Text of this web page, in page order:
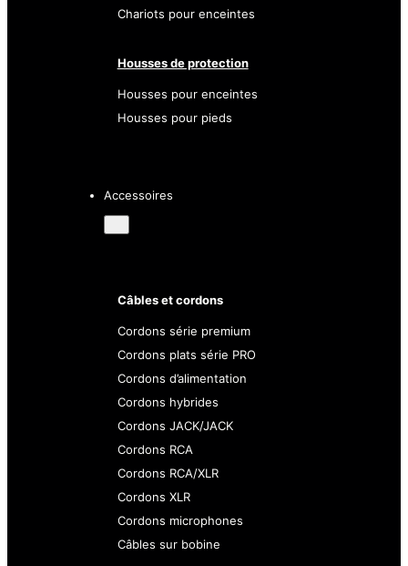
Chariots pour enceintes
Housses de protection
Housses pour enceintes
Housses pour pieds
Accessoires
Câbles et cordons
Cordons série premium
Cordons plats série PRO
Cordons d’alimentation
Cordons hybrides
Cordons JACK/JACK
Cordons RCA
Cordons RCA/XLR
Cordons XLR
Cordons microphones
Câbles sur bobine